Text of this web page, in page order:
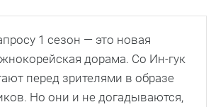
1 сезон — это новая
дорама. Со Ин-гук
перед зрителями в образе
Но они и не догадываются,